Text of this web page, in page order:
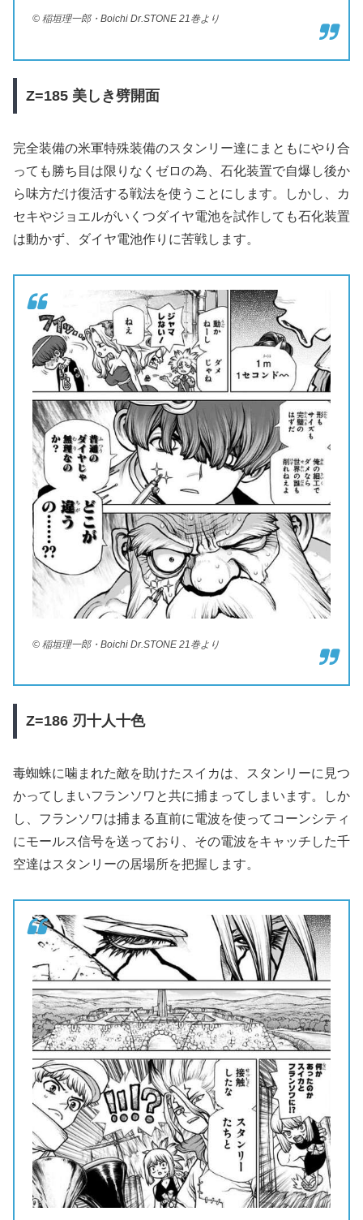
© 稲垣理一郎・Boichi Dr.STONE 21巻より
Z=185 美しき劈開面
完全装備の米軍特殊装備のスタンリー達にまともにやり合
っても勝ち目は限りなくゼロの為、石化装置で自爆し後か
ら味方だけ復活する戦法を使うことにします。しかし、カ
セキやジョエルがいくつダイヤ電池を試作しても石化装置
は動かず、ダイヤ電池作りに苦戦します。
© 稲垣理一郎・Boichi Dr.STONE 21巻より
Z=186 刃十人十色
毒蜘蛛に噛まれた敵を助けたスイカは、スタンリーに見つ
かってしまいフランソワと共に捕まってしまいます。しか
し、フランソワは捕まる直前に電波を使ってコーンシティ
にモールス信号を送っており、その電波をキャッチした千
空達はスタンリーの居場所を把握します。